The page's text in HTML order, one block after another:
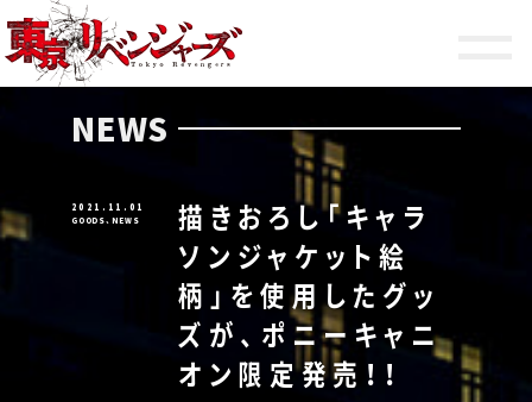
NEWS
ON AIR
STAFF
CHARACTER
STORY
PRODUCT
SPECIAL
NEWS
2021.11.01
GOODS、 NEWS
描きおろし「キャラ
ソンジャケット絵
柄」を使用したグッ
ズが、ポニーキャニ
オン限定発売！！